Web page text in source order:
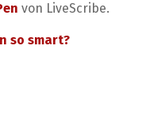
von LiveScribe.
so smart?